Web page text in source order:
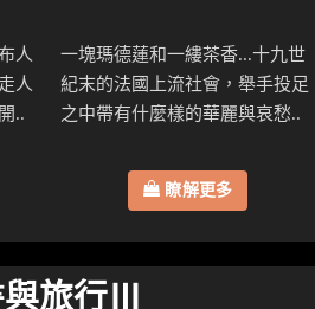
人
人
..
一塊瑪德蓮和一縷茶香...十九世
紀末的法國上流社會，舉手投足
之中帶有什麼樣的華麗與哀愁..
瞭解更多
旅行Ⅲ